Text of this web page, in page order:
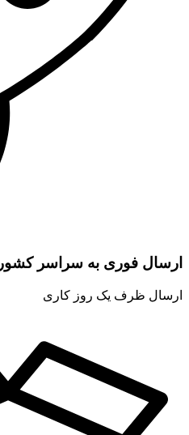
ارسال فوری به سراسر کشور
ارسال ظرف یک روز کاری